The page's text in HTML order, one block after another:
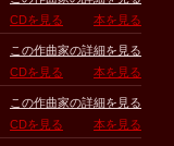
CDを見る
本を見る
この作曲家の詳細を見る
CDを見る
本を見る
この作曲家の詳細を見る
CDを見る
本を見る